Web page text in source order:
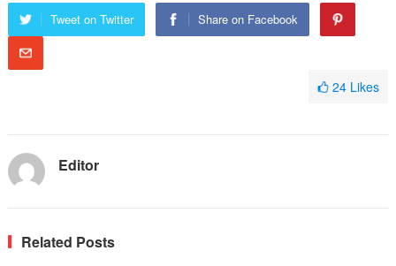
Tweet on Twitter Share on Facebook
24 Likes
Editor
Related Posts